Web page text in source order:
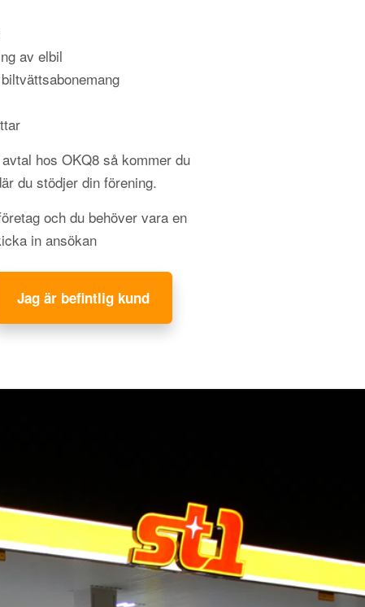
av elbil
hos OKQ8 så kommer du
du stödjer din förening.
och du behöver vara en
in ansökan
Jag är befintlig kund